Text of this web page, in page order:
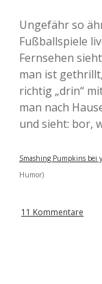
Ungefähr so
Fußballspiele
Fernsehen
man ist
richtig „drin“
man nach
und sieht: bor,
Smashing Pumpkins bei
Humor)
11 Kommentare